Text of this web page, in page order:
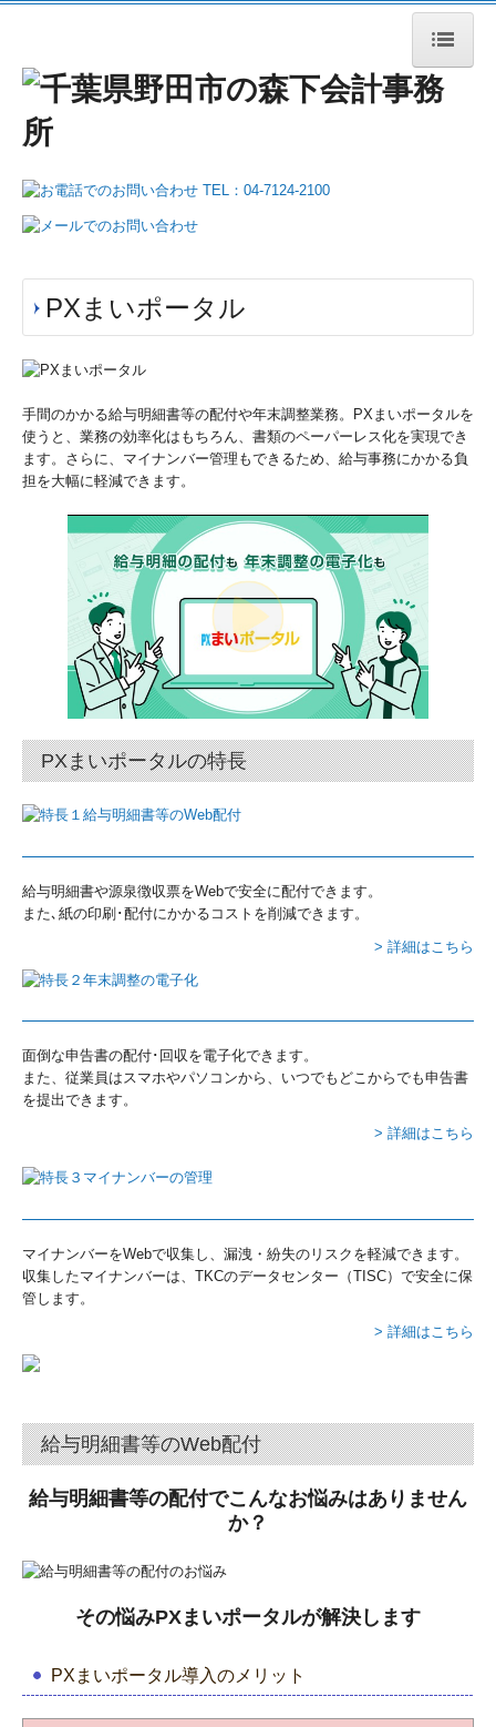
HOME
業務案内
税務・会計
企業のDX化支援
医療関係の皆様へ
社会福祉法人の皆様へ
公益法人の皆様へ
事務所通信
採用情報
職員インタビュー
データで見る森下会計
募集要項
応募フォーム
過去のセミナー
PXまいポータル
手間のかかる給与明細書等の配付や年末調整業務。PXまいポータルを
使うと、業務の効率化はもちろん、書類のペーパーレス化を実現でき
ます。さらに、マイナンバー管理もできるため、給与事務にかかる負
担を大幅に軽減できます。
PXまいポータルの特長
給与明細書や源泉徴収票をWebで安全に配付できます。
また､紙の印刷･配付にかかるコストを削減できます。
> 詳細はこちら
面倒な申告書の配付･回収を電子化できます。
また、従業員はスマホやパソコンから、いつでもどこからでも申告書
を提出できます。
> 詳細はこちら
マイナンバーをWebで収集し、漏洩・紛失のリスクを軽減できます。
収集したマイナンバーは、TKCのデータセンター（TISC）で安全に保
管します。
> 詳細はこちら
給与明細書等のWeb配付
給与明細書等の配付でこんなお悩みはありません
か？
その悩みPXまいポータルが解決します
PXまいポータル導入のメリット